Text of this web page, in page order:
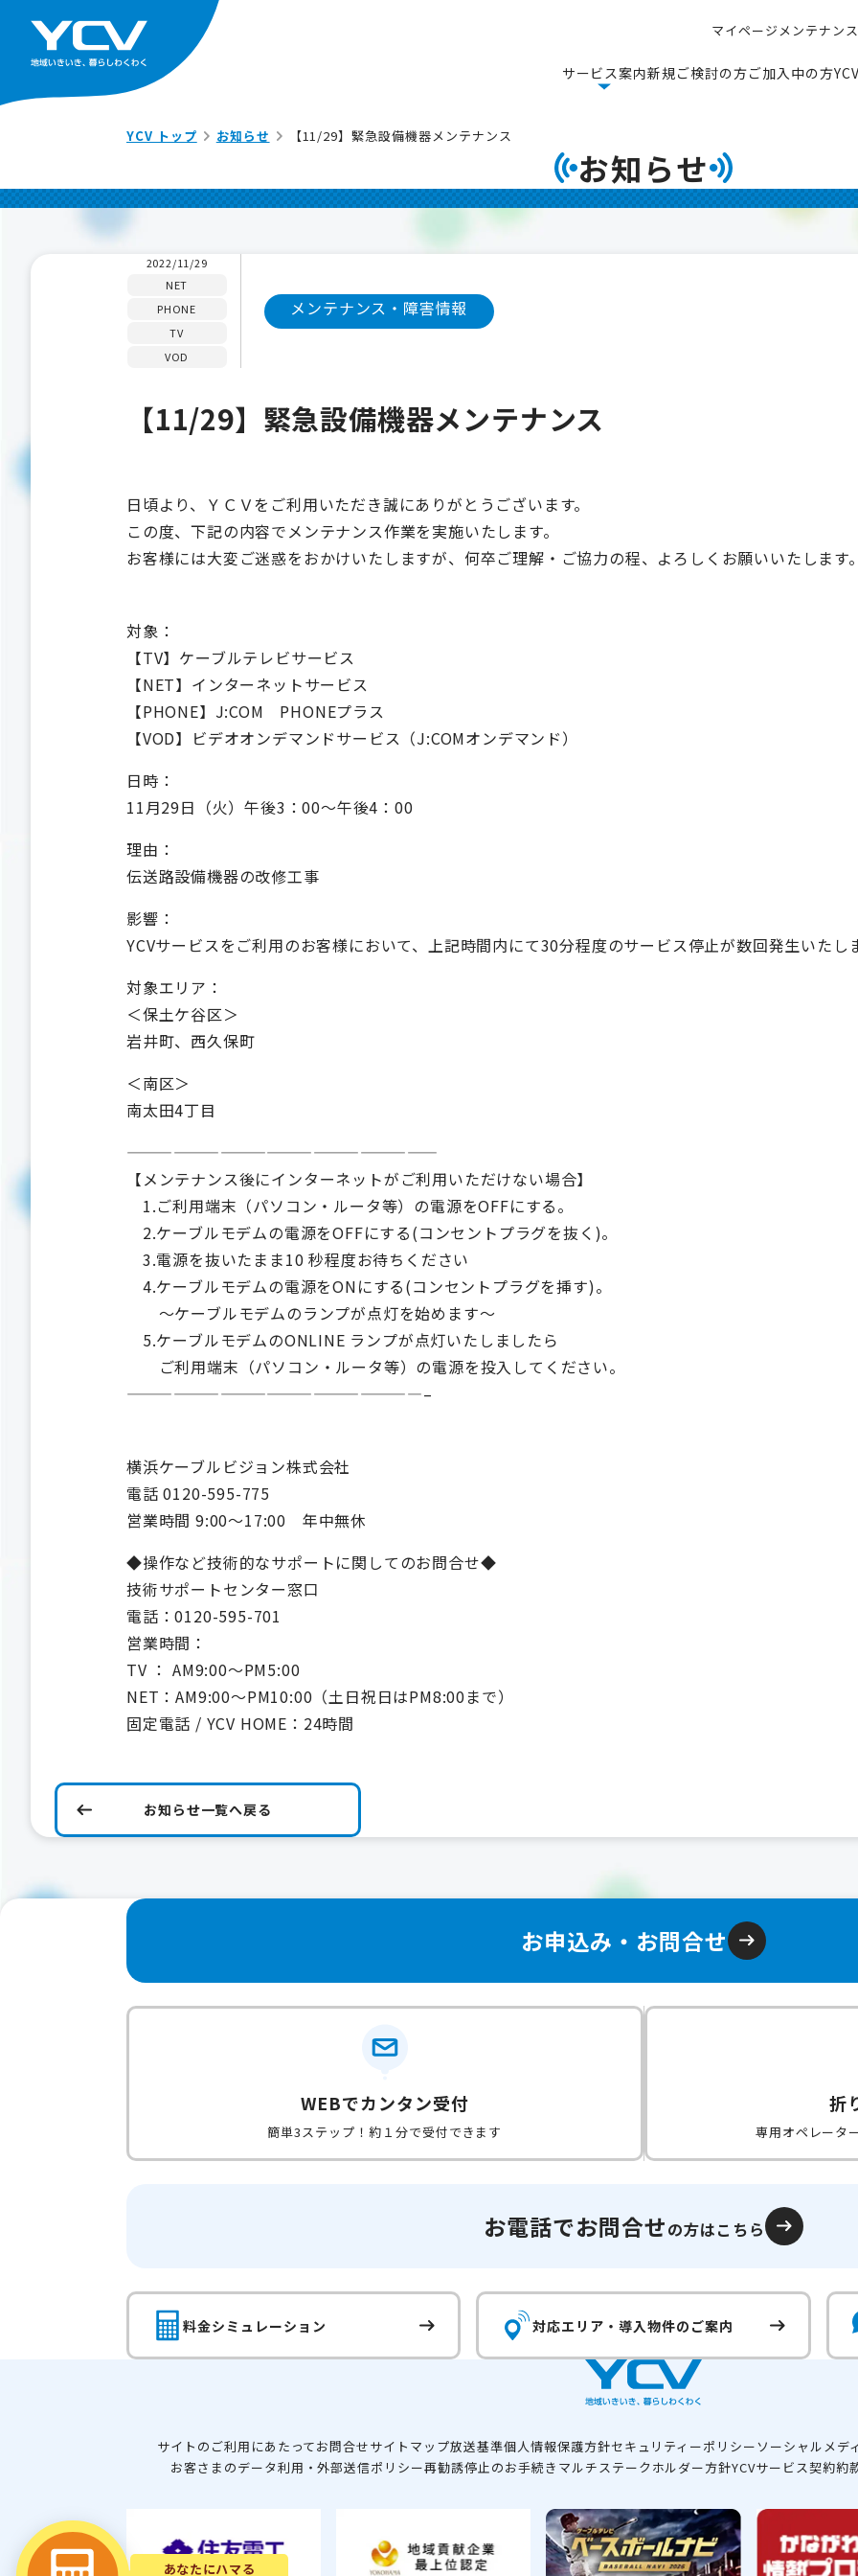
マイページ メ ンテナ ン ス
サービ ス案内
ビス
新規ご検討の方ご加入 中の方YC
YCV トップ お知らせ 【11/29】緊急設備機器メンテナンス
お知らせ
2022/11/29
NET
PHONE
TV
VOD
メンテナンス・障害情報
【11/29】緊急設備機器メンテナンス
日頃より、ＹＣＶをご利用いただき誠にありがとうございます。
この度、下記の内容でメンテナンス作業を実施いたします。
お客様には大変ご迷惑をおかけいたしますが、何卒ご理解・ご協力の程、よろしくお願いいたします
対象：
【TV】ケーブルテレビサービス
【NET】インターネットサービス
【PHONE】J:COM PHONEプラス
【VOD】ビデオオンデマンドサービス（J:COMオンデマンド）
日時：
11月29日（火）午後3：00～午後4：00
理由：
伝送路設備機器の改修工事
影響：
YCVサービスをご利用のお客様において、上記時間内にて30分程度のサービス停止が数回発生いたし
対象エリア：
＜保土ケ谷区＞
岩井町、西久保町
＜南区＞
南太田4丁目
————————————————————
【メンテナンス後にインターネットがご利用いただけない場合】
1.ご利用端末（パソコン・ルータ等）の電源をOFFにする。
2.ケーブルモデムの電源をOFFにする(コンセントプラグを抜く)。
3.電源を抜いたまま10 秒程度お待ちください
4.ケーブルモデムの電源をONにする(コンセントプラグを挿す)。
～ケーブルモデムのランプが点灯を始めます～
5.ケーブルモデムのONLINE ランプが点灯いたしましたら
ご利用端末（パソコン・ルータ等）の電源を投入してください。
———————————————————–
横浜ケーブルビジョン株式会社
電話 0120-595-775
営業時間 9:00～17:00 年中無休
◆操作など技術的なサポートに関してのお問合せ◆
技術サポートセンター窓口
電話：0120-595-701
営業時間：
TV ： AM9:00～PM5:00
NET：AM9:00～PM10:00（土日祝日はPM8:00まで）
固定電話 / YCV HOME：24時間
お知らせ一覧へ戻る
お申込み・お問合せ
WEBでカンタン受付
簡単3ステップ！約１分で受付できます
折
専用オペレータ
お電話でお問合せの方はこちら
料金シミュレーション 対応エリア・導入物件のご案内
あなたにハマる
サイトのご利用にあたってお問合せサイトマップ放送基準個人情報保護方針セキュリティーポリシーソーシャルメデ
お客さまのデータ利用・外部送信ポリシー再勧誘停止のお手続き マルチステークホルダー方針YCVサービス契約約